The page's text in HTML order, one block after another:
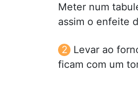
Meter num
assim o enfeite
Levar ao
ficam com um